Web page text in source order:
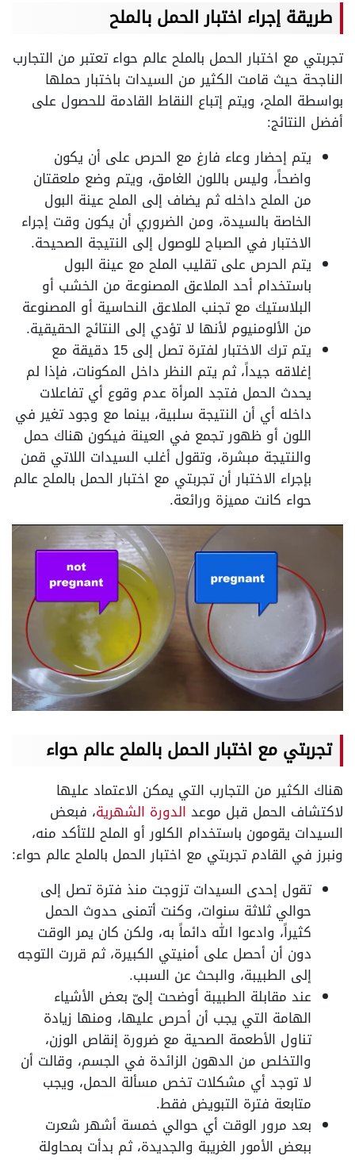
طريقة إجراء اختبار الحمل بالملح
تجربتي مع اختبار الحمل بالملح عالم حواء تعتبر من التجارب
الناجحة حيث قامت الكثير من السيدات باختبار حملها
بواسطة الملح، ويتم إتباع النقاط القادمة للحصول على
أفضل النتائج:
يتم إحضار وعاء فارغ مع الحرص على أن يكون
واضحاً، وليس باللون الغامق، ويتم وضع ملعقتان
من الملح داخله ثم يضاف إلى الملح عينة البول
الخاصة بالسيدة، ومن الضروري أن يكون وقت إجراء
الاختبار في الصباح للوصول إلى النتيجة الصحيحة.
يتم الحرص على تقليب الملح مع عينة البول
باستخدام أحد الملاعق المصنوعة من الخشب أو
البلاستيك مع تجنب الملاعق النحاسية أو المصنوعة
من الألومنيوم لأنها لا تؤدي إلى النتائج الحقيقية.
يتم ترك الاختبار لفترة تصل إلى 15 دقيقة مع
إغلاقه جيداً، ثم يتم النظر داخل المكونات، فإذا لم
يحدث الحمل فتجد المرأة عدم وقوع أي تفاعلات
داخله أي أن النتيجة سلبية، بينما مع وجود تغير في
اللون أو ظهور تجمع في العينة فيكون هناك حمل
والنتيجة مبشرة، وتقول أغلب السيدات اللاتي قمن
بإجراء الاختبار أن تجربتي مع اختبار الحمل بالملح عالم
حواء كانت مميزة ورائعة.
تجربتي مع اختبار الحمل بالملح عالم حواء
هناك الكثير من التجارب التي يمكن الاعتماد عليها
لاكتشاف الحمل قبل موعد الدورة الشهرية، فبعض
السيدات يقومون باستخدام الكلور أو الملح للتأكد منه،
ونبرز في القادم تجربتي مع اختبار الحمل بالملح عالم حواء:
تقول إحدى السيدات تزوجت منذ فترة تصل إلى
حوالي ثلاثة سنوات، وكنت أتمنى حدوث الحمل
كثيراً، وادعوا الله دائماً به، ولكن كان يمر الوقت
دون أن أحصل على أمنيتي الكبيرة، ثم قررت التوجه
إلى الطبيبة، والبحث عن السبب.
عند مقابلة الطبيبة أوضحت إلىّ بعض الأشياء
الهامة التي يجب أن أحرص عليها، ومنها زيادة
تناول الأطعمة الصحية مع ضرورة إنقاص الوزن،
والتخلص من الدهون الزائدة في الجسم، وقالت أن
لا توجد أي مشكلات تخص مسألة الحمل، ويجب
متابعة فترة التبويض فقط.
بعد مرور الوقت أي حوالي خمسة أشهر شعرت
ببعض الأمور الغريبة والجديدة، ثم بدأت بمحاولة